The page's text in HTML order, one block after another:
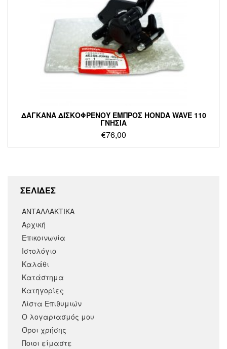
ΔΑΓΚΑΝΑ ΔΙΣΚΟΦΡΕΝΟΥ ΕΜΠΡΟΣ HONDA WAVE 110
ΓΝΗΣΙΑ
€76,00
ΣΕΛΙΔΕΣ
ΑΝΤΑΛΛΑΚΤΙΚΑ
Αρχική
Επικοινωνία
Ιστολόγιο
Καλάθι
Κατάστημα
Κατηγορίες
Λίστα Επιθυμιών
Ο λογαριασμός μου
Όροι χρήσης
Ποιοι είμαστε